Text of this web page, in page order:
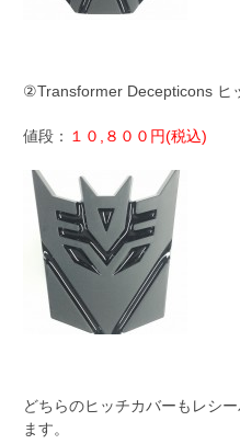
②Transformer Decepticons ヒ
値段： １０,８００円(税込)
どちらのヒッチカバーもレシ
ます。